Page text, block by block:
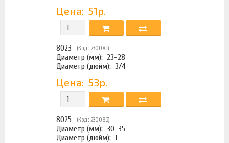
Цена: 51р.
8023 (Код: 230081)
Диаметр (мм): 23-28
Диаметр (дюйм): 3/4
Цена: 53р.
8025 (Код: 230082)
Диаметр (мм): 30-35
Диаметр (дюйм): 1